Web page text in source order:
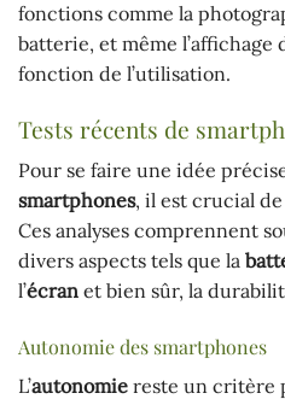
fonctions comme la
batterie, et même
fonction de l’utilisation.
Tests récents de
Pour se faire une idée
smartphones, il est crucial
Ces analyses comprennent
divers aspects tels que la
l’écran et bien sûr, la
Autonomie des smartphones
L’autonomie reste un critère